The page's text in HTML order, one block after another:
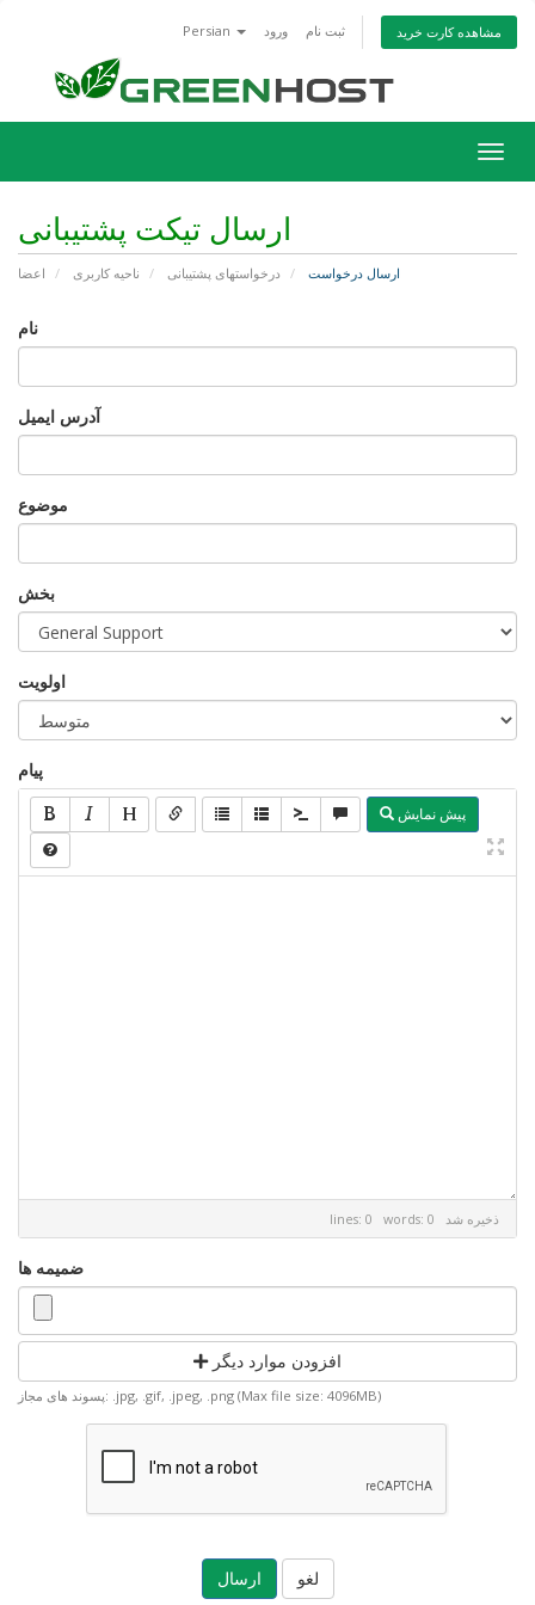
Persian ورود ثبت نام مشاهده کارت خرید
تغییر
ارسال تیکت پشتیبانی
اعضا ناحیه کاربری درخواستهای پشتیبانی ارسال درخواست
نام
آدرس ایمیل
موضوع
بخش
اولویت
پیام
پیش نمایش
lines: 0 words: 0 ذخیره شد
ضمیمه ها
افزودن موارد دیگر
پسوند های مجاز: .jpg, .gif, .jpeg, .png (Max file size: 4096MB)
لغو